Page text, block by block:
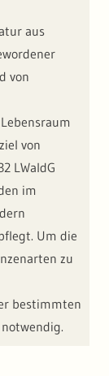
aus
von
von
LWaldG
im
Um die
zu
bestimmten